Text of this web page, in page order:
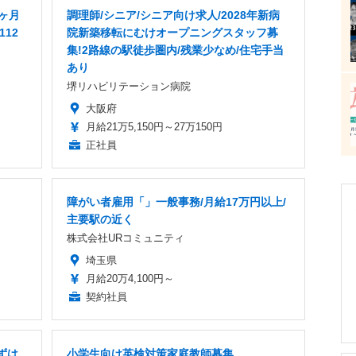
月
調理師/シニア/シニア向け求人/2028年新病
院新築移転にむけオープニングスタッフ募
集!2路線の駅徒歩圏内/残業少なめ/住宅手当
あり
堺リハビリテーション病院
大阪府
月給21万5,150円～27万150円
正社員
障がい者雇用「」一般事務/月給17万円以上/
主要駅の近く
株式会社URコミュニティ
埼玉県
月給20万4,100円～
契約社員